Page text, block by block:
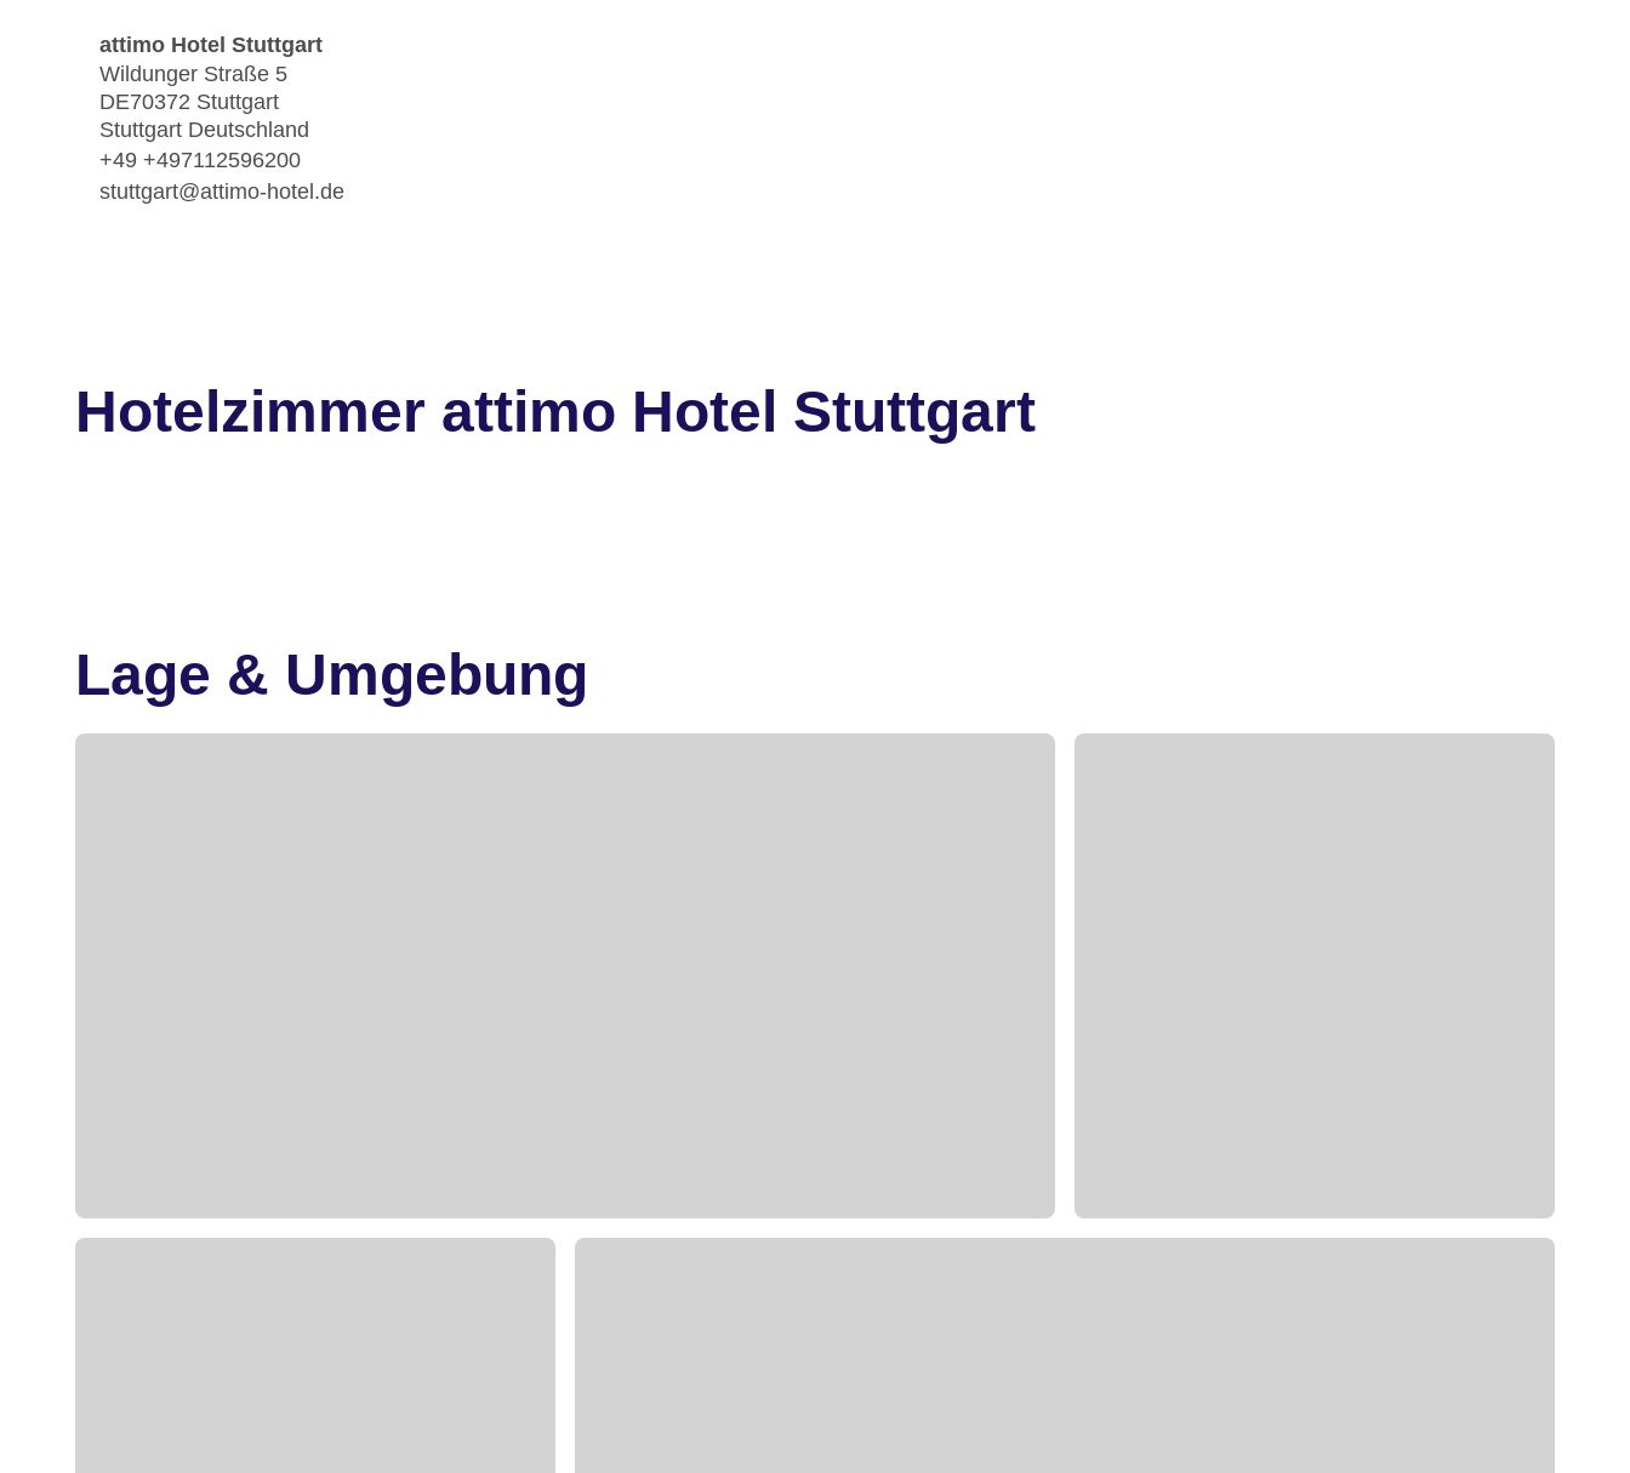
attimo Hotel Stuttgart
Wildunger Straße 5
DE70372 Stuttgart
Stuttgart Deutschland
+49 +497112596200
stuttgart@attimo-hotel.de
Hotelzimmer attimo Hotel Stuttgart
Lage & Umgebung